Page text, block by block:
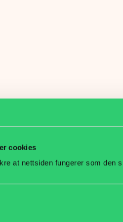
cookies
at nettsiden fungerer som den